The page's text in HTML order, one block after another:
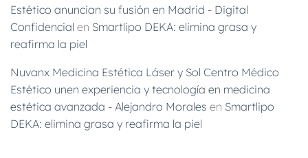
Estético anuncian su fusión en Madrid - Digital
Confidencial en Smartlipo DEKA: elimina grasa y
reafirma la piel
Nuvanx Medicina Estética Láser y Sol Centro Médico
Estético unen experiencia y tecnología en medicina
estética avanzada - Alejandro Morales en Smartlipo
DEKA: elimina grasa y reafirma la piel